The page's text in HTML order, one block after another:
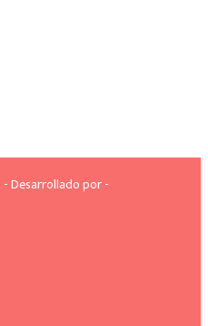
- Desarrollado por -